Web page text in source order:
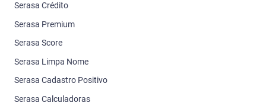
Serasa Crédito
Serasa Premium
Serasa Score
Serasa Limpa Nome
Serasa Cadastro Positivo
Serasa Calculadoras